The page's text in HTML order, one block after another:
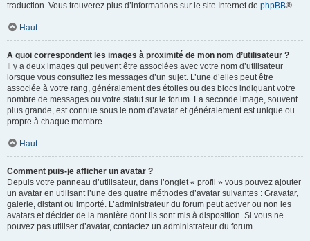
traduction. Vous trouverez plus d’informations sur le site Internet de phpBB®.
Haut
A quoi correspondent les images à proximité de mon nom d’utilisateur ?
Il y a deux images qui peuvent être associées avec votre nom d’utilisateur
lorsque vous consultez les messages d’un sujet. L’une d’elles peut être
associée à votre rang, généralement des étoiles ou des blocs indiquant votre
nombre de messages ou votre statut sur le forum. La seconde image, souvent
plus grande, est connue sous le nom d’avatar et généralement est unique ou
propre à chaque membre.
Haut
Comment puis-je afficher un avatar ?
Depuis votre panneau d’utilisateur, dans l’onglet « profil » vous pouvez ajouter
un avatar en utilisant l’une des quatre méthodes d’avatar suivantes : Gravatar,
galerie, distant ou importé. L’administrateur du forum peut activer ou non les
avatars et décider de la manière dont ils sont mis à disposition. Si vous ne
pouvez pas utiliser d’avatar, contactez un administrateur du forum.